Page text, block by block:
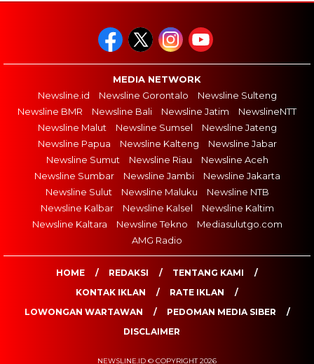
MEDIA NETWORK
Newsline.id
Newsline Gorontalo
Newsline Sulteng
Newsline BMR
Newsline Bali Newsline Jatim
NewslineNTT
Newsline Malut
Newsline Sumsel
Newsline Jateng
Newsline Papua
Newsline Kalteng
Newsline Jabar
Newsline Sumut
Newsline Riau
Newsline Aceh
Newsline Sumbar
Newsline Jambi
Newsline Jakarta
Newsline Sulut
Newsline Maluku
Newsline NTB
Newsline Kalbar
Newsline Kalsel
Newsline Kaltim
Newsline Kaltara
Newsline Tekno
Mediasulutgo.com
AMG Radio
HOME REDAKSI
TENTANG KAMI
KONTAK IKLAN
RATE IKLAN
LOWONGAN WARTAWAN
PEDOMAN MEDIA SIBER
DISCLAIMER
NEWSLINE.ID © COPYRIGHT 2026